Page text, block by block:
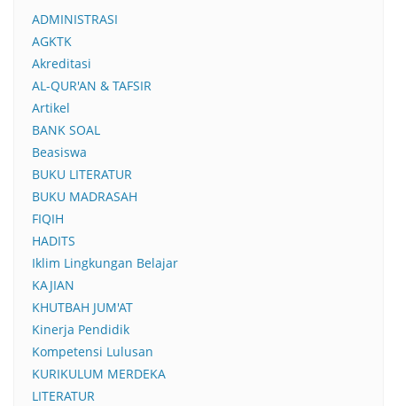
ADMINISTRASI
AGKTK
Akreditasi
AL-QUR'AN & TAFSIR
Artikel
BANK SOAL
Beasiswa
BUKU LITERATUR
BUKU MADRASAH
FIQIH
HADITS
Iklim Lingkungan Belajar
KAJIAN
KHUTBAH JUM'AT
Kinerja Pendidik
Kompetensi Lulusan
KURIKULUM MERDEKA
LITERATUR